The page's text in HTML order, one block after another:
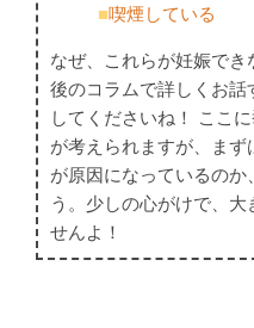
■喫煙している
なぜ、これらが妊娠で
後のコラムで詳しくお
してくださいね！ ここ
が考えられますが、ま
が原因になっているのか
う。少しの心がけで、
せんよ！